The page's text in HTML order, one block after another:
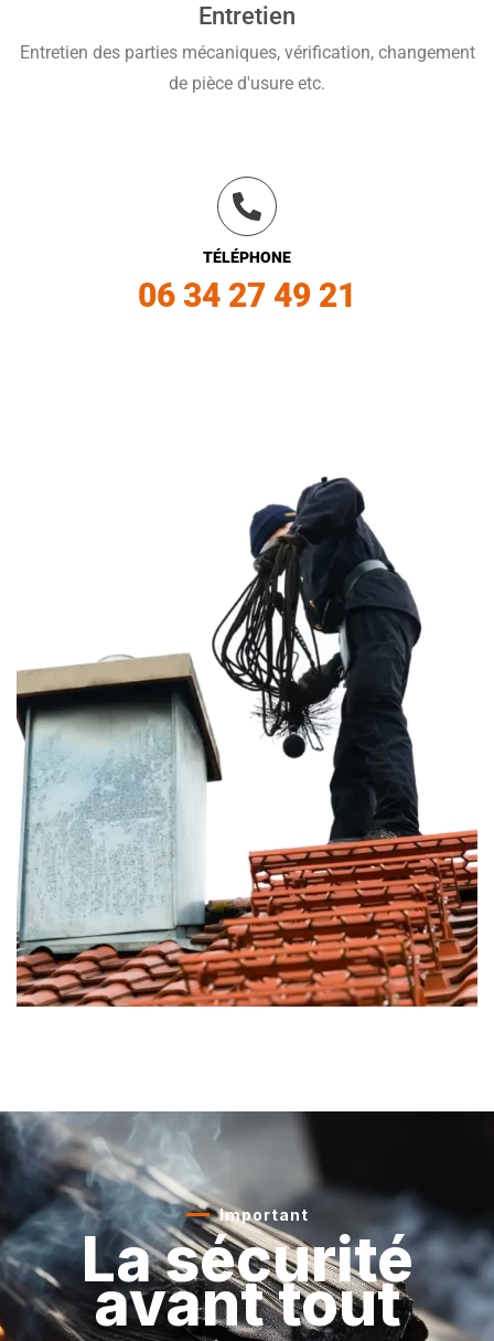
Entretien
Entretien des parties mécaniques, vérification, changement
de pièce d'usure etc.
TÉLÉPHONE
06 34 27 49 21
Important
La sécurité
avant tout